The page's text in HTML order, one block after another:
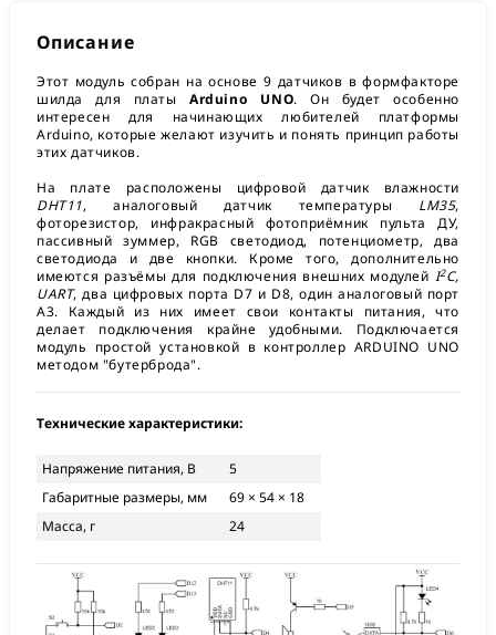
Описание
Этот модуль собран на основе 9 датчиков в формфакторе
шилда для платы Arduino UNO. Он будет особенно
интересен для начинающих любителей платформы
Arduino, которые желают изучить и понять принцип работы
этих датчиков.
На плате расположены цифровой датчик влажности
DHT11, аналоговый датчик температуры LM35,
фоторезистор, инфракрасный фотоприёмник пульта ДУ,
пассивный зуммер, RGB светодиод, потенциометр, два
светодиода и две кнопки. Кроме того, дополнительно
имеются разъёмы для подключения внешних модулей I2C,
UART, два цифровых порта D7 и D8, один аналоговый порт
A3. Каждый из них имеет свои контакты питания, что
делает подключения крайне удобными. Подключается
модуль простой установкой в контроллер ARDUINO UNO
методом "бутерброда".
Технические характеристики:
Напряжение питания, В
5
Габаритные размеры, мм
69 × 54 × 18
Масса, г
24